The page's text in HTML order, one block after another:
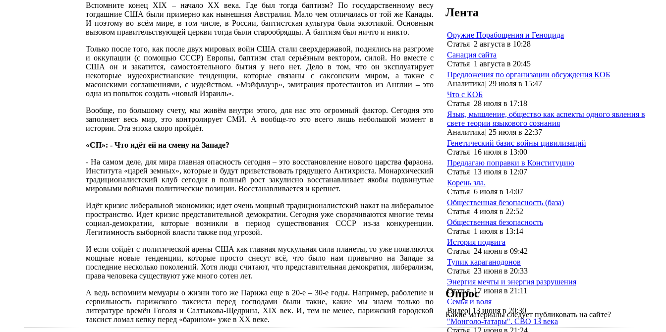
Вспомните конец XIX – начало ХХ века. Где был тогда баптизм? По государственному весу
тогдашние США были примерно как нынешняя Австралия. Мало чем отличалась от той же Канады.
И поэтому во всём мире, в том числе, в России, баптистская культура была экзотикой. Основным
вызовом правительствующей церкви тогда были старообрядцы. А баптизм был ничто и никто.
Только после того, как после двух мировых войн США стали сверхдержавой, поднялись на разгроме
и оккупации (с помощью СССР) Европы, баптизм стал серьёзным вектором, силой. Но вместе с
США он и закатится, самостоятельного бытия у него нет. Дело в том, что он эксплуатирует
некоторые иудеохристианские тенденции, которые связаны с саксонским миром, а также с
масонскими соглашениями, с иудейством. «Мэйфлауэр», эмиграция протестантов из Англии – это
одна из попыток создать «новый Израиль».
Вообще, по большому счету, мы живём внутри этого, для нас это огромный фактор. Сегодня это
заполняет весь мир, это контролирует СМИ. А вообще-то это всего лишь небольшой момент в
истории. Эта эпоха скоро пройдёт.
«СП»: - Что идёт ей на смену на Западе?
- На самом деле, для мира главная опасность сегодня – это восстановление нового царства фараона.
Института «царей земных», которые и будут приветствовать грядущего Антихриста. Монархический
традиционалистский клуб сегодня в полный рост закулисно восстанавливает якобы подвинутые
мировыми войнами политические позиции. Восстанавливается и крепнет.
Идёт кризис либеральной экономики; идет очень мощный традиционалистский накат на либеральное
пространство. Идет кризис представительной демократии. Сегодня уже сворачиваются многие темы
социал-демократии, которые возникли в период существования СССР из-за конкуренции.
Легитимность выборной власти также под угрозой.
И если сойдёт с политической арены США как главная мускульная сила планеты, то уже появляются
мощные новые тенденции, которые просто снесут всё, что было нам привычно на Западе за
последние несколько поколений. Хотя люди считают, что представительная демократия, либерализм,
права человека существуют уже много сотен лет.
А ведь вспомним мемуары о жизни того же Парижа еще в 20-е – 30-е годы. Например, раболепие и
сервильность парижского таксиста перед господами были такие, какие мы знаем только по
литературе времён Гоголя и Салтыкова-Щедрина, XIX век. И, тем не менее, парижский городской
таксист ломал кепку перед «барином» уже в ХХ веке.
Лента
Оружие Порабощения и Геноцида
Статья| 2 августа в 10:28
Санация сайта
Статья| 1 августа в 20:45
Предложения по организации обсуждения КОБ
Аналитика| 29 июля в 15:47
Что с КОБ
Статья| 28 июля в 17:18
Язык, мышление, общество как аспекты одного явления в
свете теории языкового сознания
Аналитика| 25 июля в 22:37
Генетический базис войны цивилизаций
Статья| 16 июля в 13:00
Предлагаю поправки в Конституцию
Статья| 13 июля в 12:07
Корень зла.
Статья| 6 июля в 14:07
Общественная безопасность (база)
Статья| 4 июля в 22:52
Общественная безопасность
Статья| 1 июля в 13:14
История подвига
Статья| 24 июня в 09:42
Тупик караганодонов
Статья| 23 июня в 20:33
Энергия мечты и энергия разрушения
Статья| 17 июня в 21:11
Семья и воля
Видео| 13 июня в 20:30
"Монголо-татары". СВО 13 века
Опрос
Какие материалы следует публиковать на сайте?